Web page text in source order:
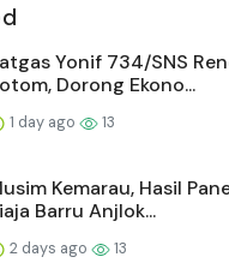
Yonif 734/SNS
Dorong Ekono...
1 day ago 13
Kemarau, Hasil
Barru Anjlok...
2 days ago 13